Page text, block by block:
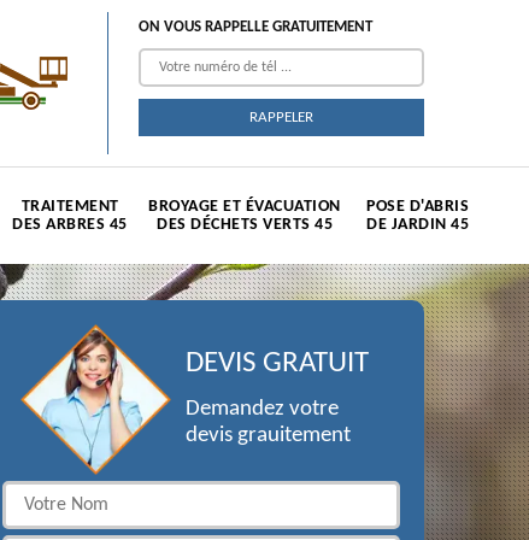
ON VOUS RAPPELLE GRATUITEMENT
TRAITEMENT
DES ARBRES 45
BROYAGE ET ÉVACUATION
DES DÉCHETS VERTS 45
POSE D'ABRIS
DE JARDIN 45
DEVIS GRATUIT
Demandez votre
devis grauitement